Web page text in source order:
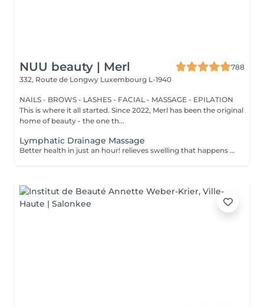
NUU beauty | Merl
788
332, Route de Longwy Luxembourg L-1940
NAILS - BROWS - LASHES - FACIAL - MASSAGE - EPILATION
This is where it all started. Since 2022, Merl has been the original
home of beauty - the one th...
Lymphatic Drainage Massage
Better health in just an hour! relieves swelling that happens when medical treatment or illness blocks your lymphatic system. Lymphatic drainage massage involves gently manipulating specific areas of your body to help lymph move to an area with working lymph vessels. Benefits of getting a lymphatic drainage massage: - improves body immune system - helps with post-injury swelling - eases tension in the body How is a lymphatic drainage massage done? - head and neck are massaged - shoulders and back are massaged - hands and arms are massaged - feet and legs are massaged - belly is massaged Age restrictions: there are no age restrictions for this procedure. Post procedure recommendations: do not do sport and any sharp movements 2-3 hours after the procedure. Frequency: 1-2 times per week, 10 times in total. Repeat once in 3-6 months.